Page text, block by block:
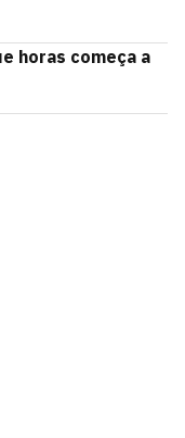
horas começa a